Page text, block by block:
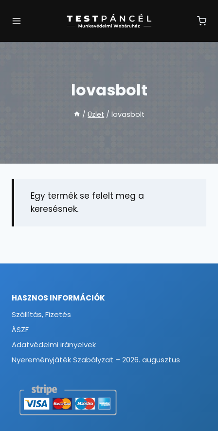
lovasbolt
/ Üzlet / lovasbolt
Egy termék se felelt meg a
keresésnek.
HASZNOS INFORMÁCIÓK
Szállítás, Fizetés
ÁSZF
Adatvédelmi irányelvek
Nyereményjáték Szabályzat – 2026. augusztus